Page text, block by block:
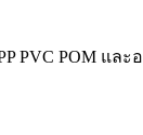
PVC POM และอ